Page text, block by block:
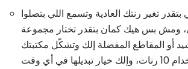
تغير رنتك العادية وتسمع اللي بتصلوا
ومش بس هيك كمان بتقدر تختار مجموعة
أو المقاطع المفضلة إلك وتشكّل مكتبتك